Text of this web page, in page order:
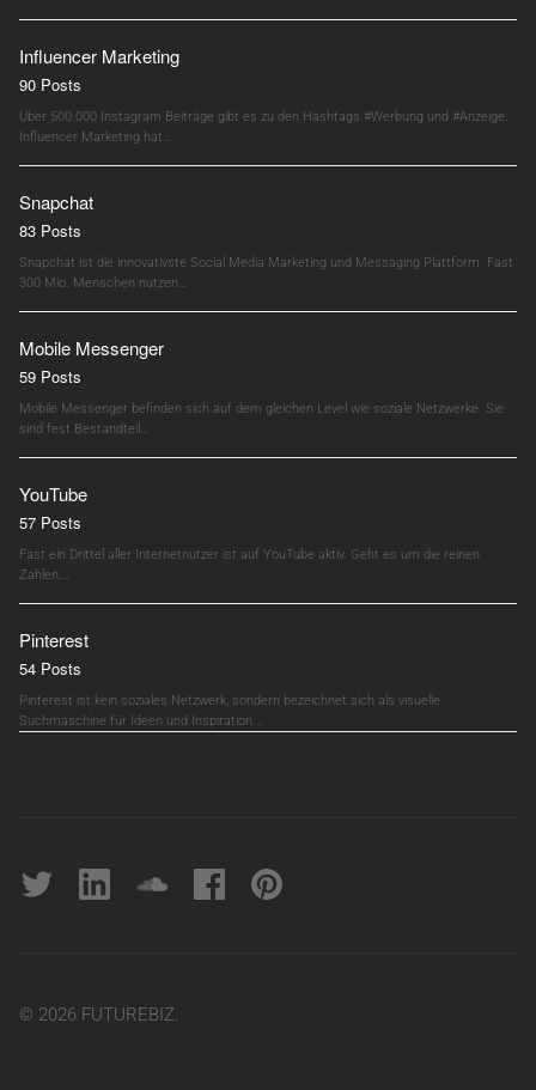
Influencer Marketing
90 Posts
Über 500.000 Instagram Beiträge gibt es zu den Hashtags #Werbung und #Anzeige.
Influencer Marketing hat…
Snapchat
83 Posts
Snapchat ist die innovativste Social Media Marketing und Messaging Plattform. Fast
300 Mio. Menschen nutzen…
Mobile Messenger
59 Posts
Mobile Messenger befinden sich auf dem gleichen Level wie soziale Netzwerke. Sie
sind fest Bestandteil…
YouTube
57 Posts
Fast ein Drittel aller Internetnutzer ist auf YouTube aktiv. Geht es um die reinen
Zahlen,…
Pinterest
54 Posts
Pinterest ist kein soziales Netzwerk, sondern bezeichnet sich als visuelle
Suchmaschine für Ideen und Inspiration.…
Twitter linkedin soundcloudFacebookpinterest
© 2026 FUTUREBIZ.